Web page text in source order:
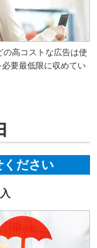
の高コストな広告は使
要最低限に収めてい
ください